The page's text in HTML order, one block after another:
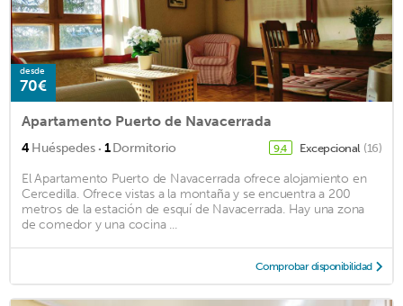
desde
70€
Apartamento Puerto de Navacerrada
4Huéspedes · 1Dormitorio 9,4 Excepcional (16)
El Apartamento Puerto de Navacerrada ofrece alojamiento en
Cercedilla. Ofrece vistas a la montaña y se encuentra a 200
metros de la estación de esquí de Navacerrada. Hay una zona
de comedor y una cocina ...
Comprobar disponibilidad